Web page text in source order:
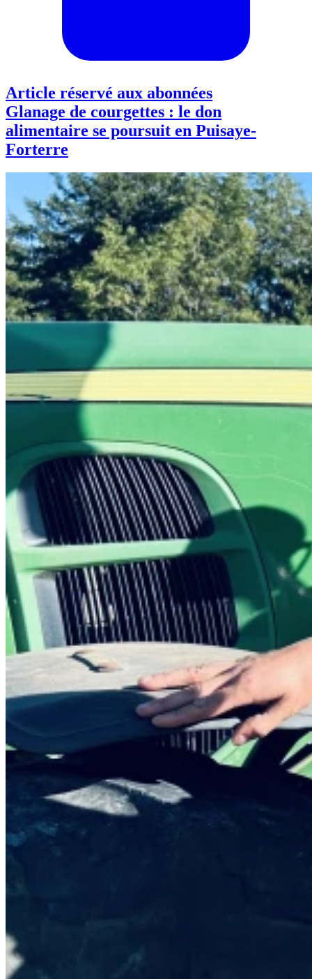
Article réservé aux abonnées
Glanage de courgettes : le don
alimentaire se poursuit en Puisaye-
Forterre